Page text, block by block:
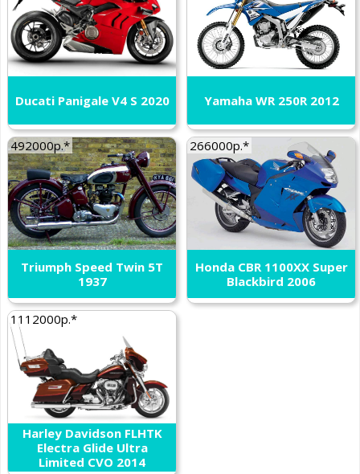
Ducati Panigale V4 S 2020 Yamaha WR 250R 2012
492000р.*
Triumph Speed Twin 5T
1937
266000р.*
Honda CBR 1100XX Super
Blackbird 2006
1112000р.*
Harley Davidson FLHTK
Electra Glide Ultra
Limited CVO 2014